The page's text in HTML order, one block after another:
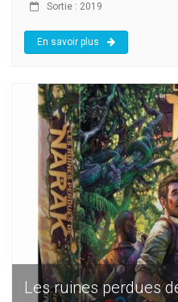
Sortie : 2019
En savoir plus
Les ruines perdues